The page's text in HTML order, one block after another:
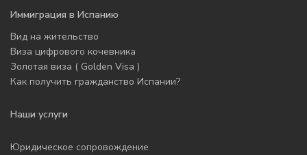
Иммиграция в Испанию
Вид на жительство
Виза цифрового кочевника
Золотая виза ( Golden Visa )
Как получить гражданство Испании?
Наши услуги
Юридическое сопровождение